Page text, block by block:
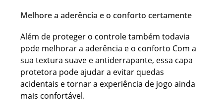
Melhore a aderência e o conforto certamente
Além de proteger o controle também todavia
pode melhorar a aderência e o conforto Com a
sua textura suave e antiderrapante, essa capa
protetora pode ajudar a evitar quedas
acidentais e tornar a experiência de jogo ainda
mais confortável.